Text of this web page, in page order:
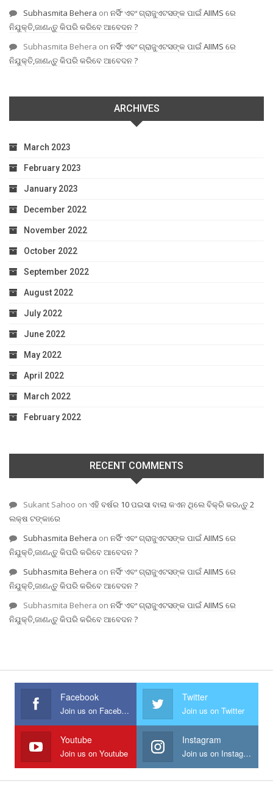
Subhasmita Behera on ନର୍ସିଂ ଏବଂ ଗ୍ରାଜୁଏଟସଙ୍କ ପାଇଁ AIIMS ରେ
ନିଯୁକ୍ତି,ଜାଣନ୍ତୁ କିପରି କରିବେ ଆବେଦନ ?
Subhasmita Behera on ନର୍ସିଂ ଏବଂ ଗ୍ରାଜୁଏଟସଙ୍କ ପାଇଁ AIIMS ରେ
ନିଯୁକ୍ତି,ଜାଣନ୍ତୁ କିପରି କରିବେ ଆବେଦନ ?
ARCHIVES
March 2023
February 2023
January 2023
December 2022
November 2022
October 2022
September 2022
August 2022
July 2022
June 2022
May 2022
April 2022
March 2022
February 2022
RECENT COMMENTS
Sukant Sahoo on ଏହି ବର୍ଷର 10 ପଇସା ବାଲା କଏନ ଥିଲେ ବିକ୍ରି କରନ୍ତୁ 2
ଲକ୍ଷ ଟଙ୍କାରେ
Subhasmita Behera on ନର୍ସିଂ ଏବଂ ଗ୍ରାଜୁଏଟସଙ୍କ ପାଇଁ AIIMS ରେ
ନିଯୁକ୍ତି,ଜାଣନ୍ତୁ କିପରି କରିବେ ଆବେଦନ ?
Subhasmita Behera on ନର୍ସିଂ ଏବଂ ଗ୍ରାଜୁଏଟସଙ୍କ ପାଇଁ AIIMS ରେ
ନିଯୁକ୍ତି,ଜାଣନ୍ତୁ କିପରି କରିବେ ଆବେଦନ ?
Subhasmita Behera on ନର୍ସିଂ ଏବଂ ଗ୍ରାଜୁଏଟସଙ୍କ ପାଇଁ AIIMS ରେ
ନିଯୁକ୍ତି,ଜାଣନ୍ତୁ କିପରି କରିବେ ଆବେଦନ ?
Facebook
Join us on Facebook
Twitter
Join us on Twitter
Youtube
Join us on Youtube
Instagram
Join us on Instagram